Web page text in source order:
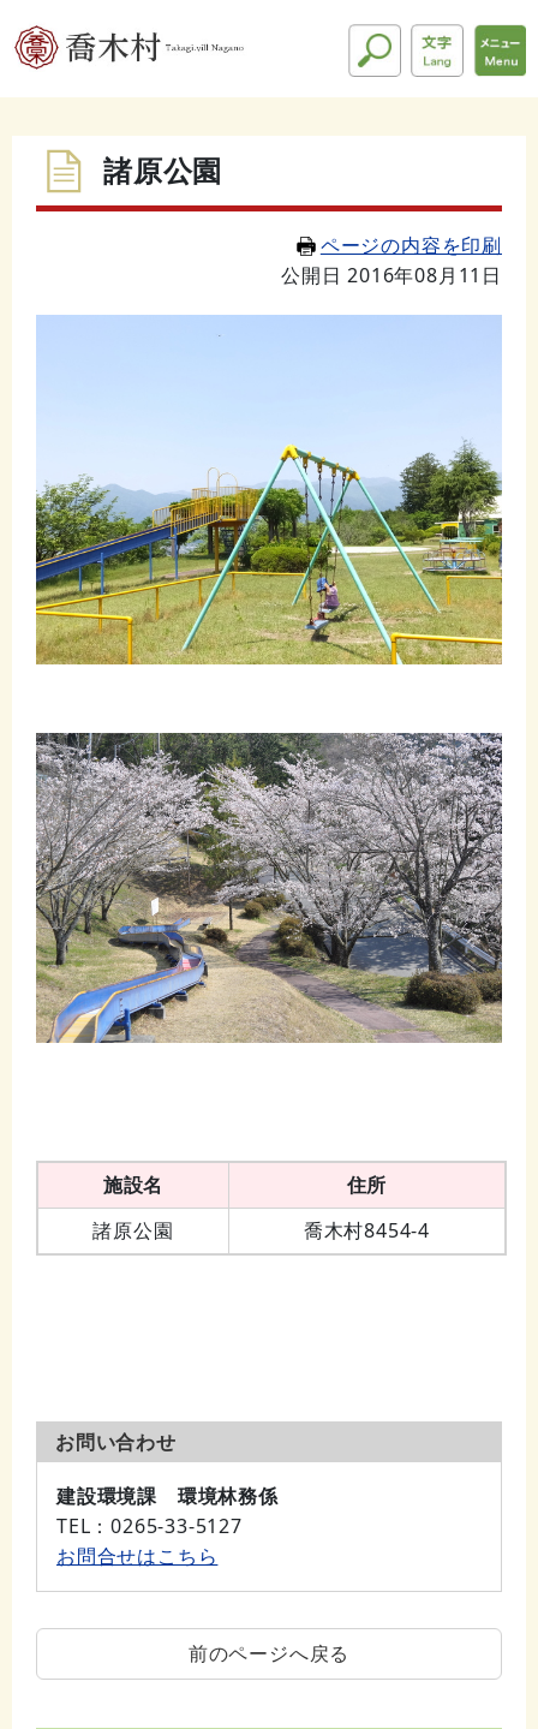
諸原公園
ページの内容を印刷
公開日 2016年08月11日
施設名
住所
諸原公園
喬木村8454-4
お問い合わせ
建設環境課 環境林務係
TEL ：0265-33-5127
お問合せはこちら
前のページへ戻る